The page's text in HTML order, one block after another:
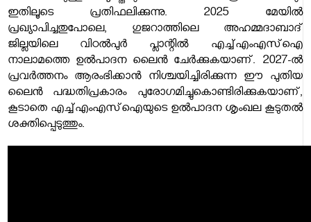
ഇതിലൂടെ പ്രതിഫലിക്കുന്നു. 2025 മേയിൽ
പ്രഖ്യാപിച്ചതുപോലെ, ഗുജറാത്തിലെ അഹമ്മദാബാദ്
ജില്ലയിലെ വിഠൽപുര്‍ പ്ലാന്റിൽ എച്ച്എംഎസ്‌ഐ
നാലാമത്തെ ഉൽപാദന ലൈൻ ചേർക്കുകയാണ്. 2027-ൽ
പ്രവർത്തനം ആരംഭിക്കാൻ നിശ്ചയിച്ചിരിക്കുന്ന ഈ പുതിയ
ലൈൻ പദ്ധതിപ്രകാരം പുരോഗമിച്ചുകൊണ്ടിരിക്കുകയാണ്,
കൂടാതെ എച്ച്എംഎസ്‌ഐയുടെ ഉൽപാദന ശൃംഖല കൂടുതൽ
ശക്തിപ്പെടുത്തും.